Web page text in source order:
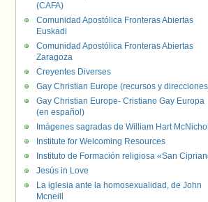
(CAFA)
Comunidad Apostólica Fronteras Abiertas
Euskadi
Comunidad Apostólica Fronteras Abiertas
Zaragoza
Creyentes Diverses
Gay Christian Europe (recursos y
Gay Christian Europe- Cristiano Gay Europa
(en español)
Imágenes sagradas de William Hart
Institute for Welcoming Resources
Instituto de Formación religiosa «San
Jesús in Love
La iglesia ante la homosexualidad, de John
Mcneill